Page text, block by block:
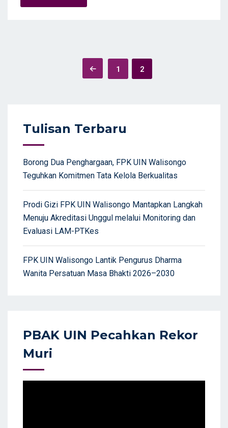
1 2
Tulisan Terbaru
Borong Dua Penghargaan, FPK UIN Walisongo
Teguhkan Komitmen Tata Kelola Berkualitas
Prodi Gizi FPK UIN Walisongo Mantapkan Langkah
Menuju Akreditasi Unggul melalui Monitoring dan
Evaluasi LAM-PTKes
FPK UIN Walisongo Lantik Pengurus Dharma
Wanita Persatuan Masa Bhakti 2026–2030
PBAK UIN Pecahkan Rekor
Muri